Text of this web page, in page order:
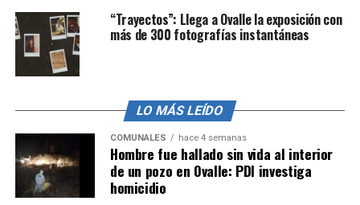
“Trayectos”: Llega a Ovalle la exposición con
más de 300 fotografías instantáneas
LO MÁS LEÍDO
COMUNALES hace 4 semanas
Hombre fue hallado sin vida al interior
de un pozo en Ovalle: PDI investiga
homicidio